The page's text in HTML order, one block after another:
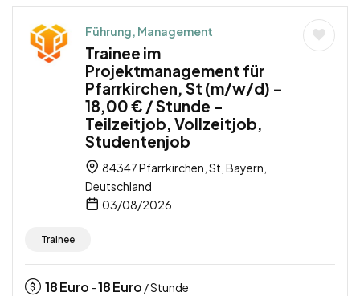
Führung, Management
Trainee im
Projektmanagement für
Pfarrkirchen, St (m/w/d) –
18,00 € / Stunde –
Teilzeitjob, Vollzeitjob,
Studentenjob
84347 Pfarrkirchen, St, Bayern,
Deutschland
03/08/2026
Trainee
18Euro -18Euro / Stunde